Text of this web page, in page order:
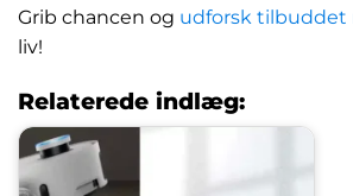
Grib chancen og udforsk tilbuddet
liv!
Relaterede indlæg: